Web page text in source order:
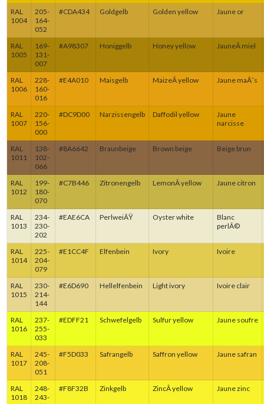
RAL
1004
205-
164-
052
#CDA434 Goldgelb Golden yellow Jaune or
RAL
1005
169-
131-
007
#A98307 Honiggelb Honey yellow JauneÂ miel
RAL
1006
228-
160-
016
#E4A010 Maisgelb MaizeÂ yellow Jaune maÃ¯s
RAL
1007
220-
156-
000
#DC9D00 Narzissengelb Daffodil yellow
Jaune
narcisse
RAL
1011
138-
102-
066
#8A6642 Braunbeige Brown beige Beige brun
RAL
1012
199-
180-
070
#C7B446 Zitronengelb LemonÂ yellow Jaune citron
RAL
1013
234-
230-
202
#EAE6CA PerlweiÃŸ Oyster white
Blanc
perlÃ©
RAL
1014
225-
204-
079
#E1CC4F Elfenbein Ivory Ivoire
RAL
1015
230-
214-
144
#E6D690 Hellelfenbein Light ivory Ivoire clair
RAL
1016
237-
255-
033
#EDFF21 Schwefelgelb Sulfur yellow Jaune soufre
RAL
1017
245-
208-
051
#F5D033 Safrangelb Saffron yellow Jaune safran
RAL
1018
248-
243-
#F8F32B Zinkgelb ZincÂ yellow Jaune zinc